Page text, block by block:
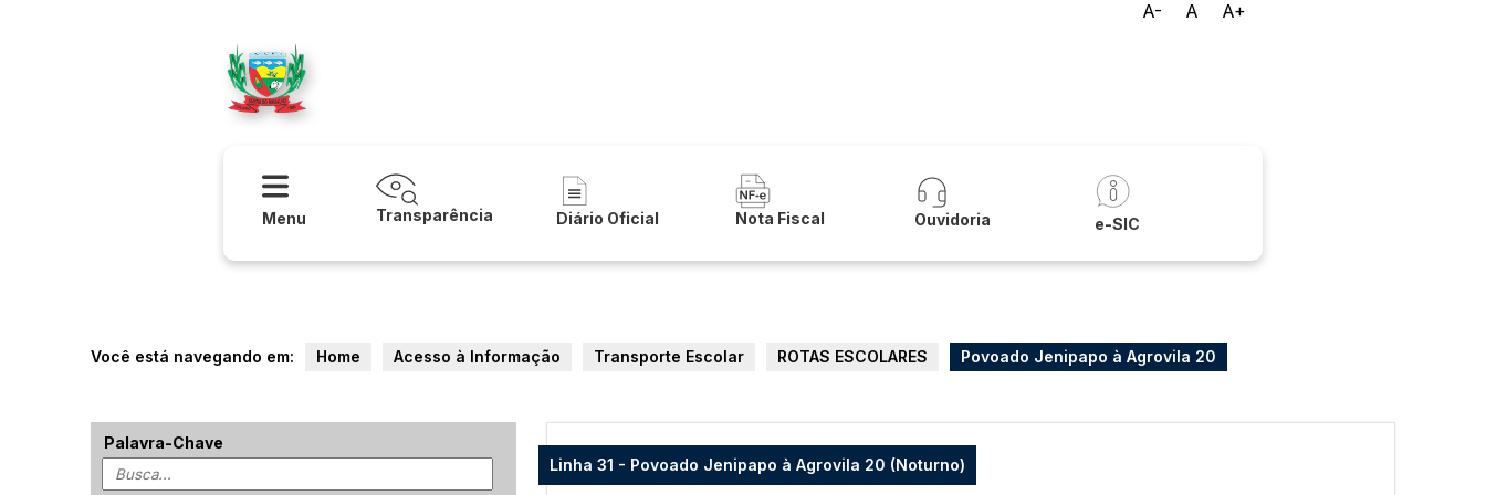
A- A
A+
Menu Transparência Diário Oficial Nota Fiscal Ouvidoria e-SIC
Você está navegando em: Home Acesso à Informação Transporte Escolar ROTAS ESCOLARES Povoado Jenipapo à Agrovila 20
Palavra-Chave
Linha 31 - Povoado Jenipapo à Agrovila 20 (Noturno)